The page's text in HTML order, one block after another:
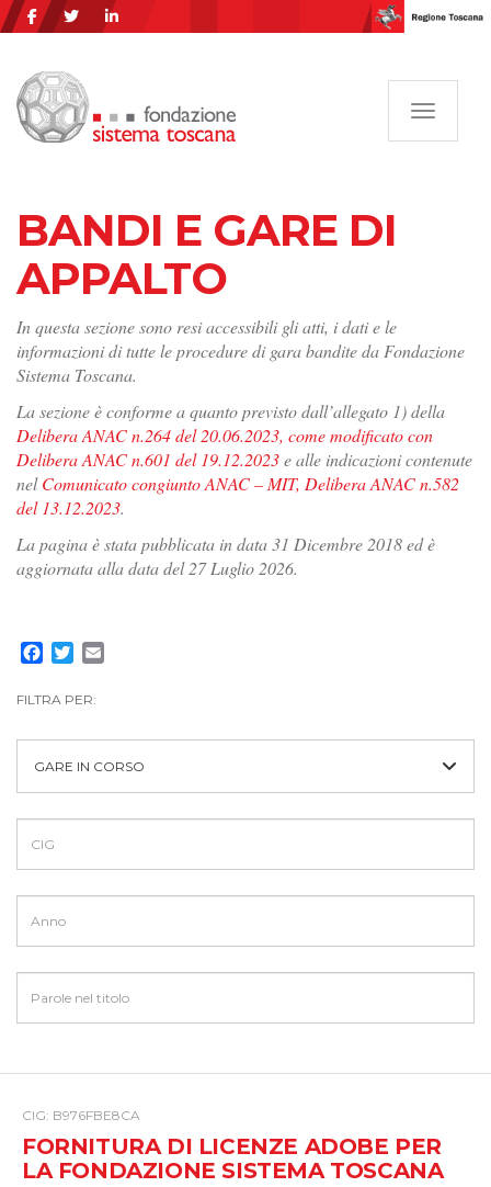
BANDI E GARE DI
APPALTO
In questa sezione sono resi accessibili gli atti, i dati e le
informazioni di tutte le procedure di gara bandite da Fondazione
Sistema Toscana.
La sezione è conforme a quanto previsto dall’allegato 1) della
Delibera ANAC n.264 del 20.06.2023, come modificato con
Delibera ANAC n.601 del 19.12.2023e alle indicazioni contenute
nelComunicato congiunto ANAC – MIT, Delibera ANAC n.582
del 13.12.2023.
La pagina è stata pubblicata in data 31 Dicembre 2018 ed è
aggiornata alla data del 27 Luglio 2026.
Facebook
Twitter
FILTRA PER:
GARE IN CORSO
CIG: B976FBE8CA
FORNITURA DI LICENZE ADOBE PER
LA FONDAZIONE SISTEMA TOSCANA